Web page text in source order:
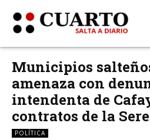
Municipios
amenaza con
intendenta de
contratos de la
POLÍTICA